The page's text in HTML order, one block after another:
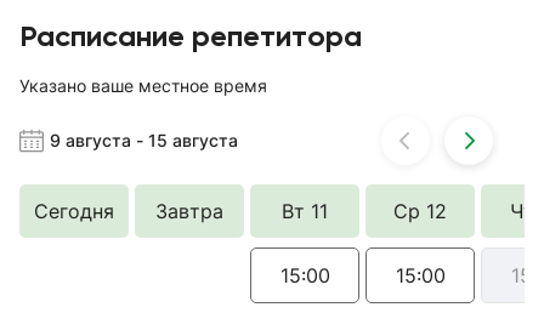
Расписание репетитора
Указано ваше местное время
9 августа - 15 августа
Сегодня Завтра Вт 11 Ср 12 Чт
15:00 15:00